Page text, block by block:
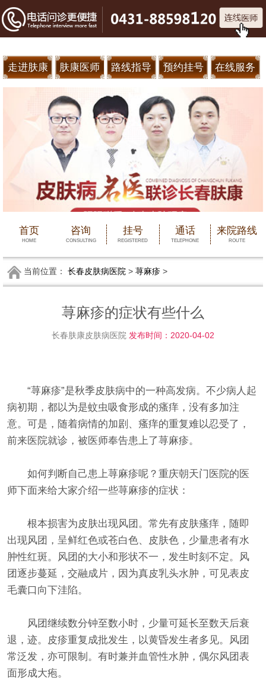
走进肤康 肤康医师 路线指导 预约挂号 在线服务
首页
HOME
咨询
CONSULTING
挂号
REGISTERED
通话
TELEPHONE
来院路线
ROUTE
当前位置： 长春皮肤病医院> 荨麻疹>
荨麻疹的症状有些什么
长春肤康皮肤病医院 发布时间：2020-04-02
“荨麻疹”是秋季皮肤病中的一种高发病。不少病人起
病初期，都以为是蚊虫吸食形成的瘙痒，没有多加注
意。可是，随着病情的加剧、瘙痒的重复难以忍受了，
前来医院就诊，被医师奉告患上了荨麻疹。
如何判断自己患上荨麻疹呢？重庆朝天门医院的医
师下面来给大家介绍一些荨麻疹的症状：
根本损害为皮肤出现风团。常先有皮肤瘙痒，随即
出现风团，呈鲜红色或苍白色、皮肤色，少量患者有水
肿性红斑。风团的大小和形状不一，发生时刻不定。风
团逐步蔓延，交融成片，因为真皮乳头水肿，可见表皮
毛囊口向下洼陷。
风团继续数分钟至数小时，少量可延长至数天后衰
退，迹。皮疹重复成批发生，以黄昏发生者多见。风团
常泛发，亦可限制。有时兼并血管性水肿，偶尔风团表
面形成大疱。